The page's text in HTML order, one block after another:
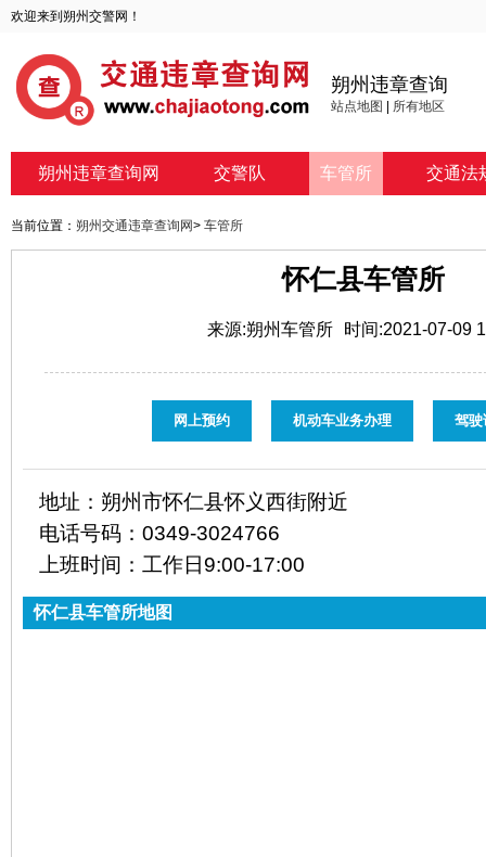
欢迎来到朔州交警网！
朔州违章查询
站点地图 所有地区
朔州违章查询网 交警队 车管所 交通法
当前位置： 朔州交通违章查询网> 车管所
怀仁县车管所
来源:朔州车管所 时间:2021-07-09
网上预约 机动车业务办理 驾驶
地址： 朔州市怀仁县怀义西街附近
电话号码： 0349-3024766
上班时间： 工作日9:00-17:00
怀仁县车管所地图